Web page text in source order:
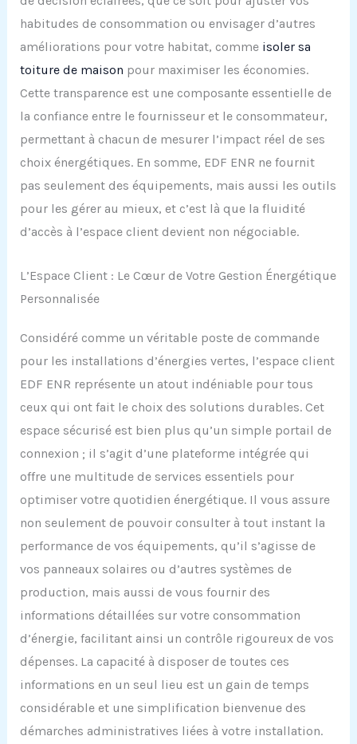
habitudes de consommation ou envisager d’autres
améliorations pour votre habitat, comme isoler sa
toiture de maison pour maximiser les économies.
Cette transparence est une composante essentielle de
la confiance entre le fournisseur et le consommateur,
permettant à chacun de mesurer l’impact réel de ses
choix énergétiques. En somme, EDF ENR ne fournit
pas seulement des équipements, mais aussi les outils
pour les gérer au mieux, et c’est là que la fluidité
d’accès à l’espace client devient non négociable.
L’Espace Client : Le Cœur de Votre Gestion Énergétique
Personnalisée
Considéré comme un véritable poste de commande
pour les installations d’énergies vertes, l’espace client
EDF ENR représente un atout indéniable pour tous
ceux qui ont fait le choix des solutions durables. Cet
espace sécurisé est bien plus qu’un simple portail de
connexion ; il s’agit d’une plateforme intégrée qui
offre une multitude de services essentiels pour
optimiser votre quotidien énergétique. Il vous assure
non seulement de pouvoir consulter à tout instant la
performance de vos équipements, qu’il s’agisse de
vos panneaux solaires ou d’autres systèmes de
production, mais aussi de vous fournir des
informations détaillées sur votre consommation
d’énergie, facilitant ainsi un contrôle rigoureux de vos
dépenses. La capacité à disposer de toutes ces
informations en un seul lieu est un gain de temps
considérable et une simplification bienvenue des
démarches administratives liées à votre installation.